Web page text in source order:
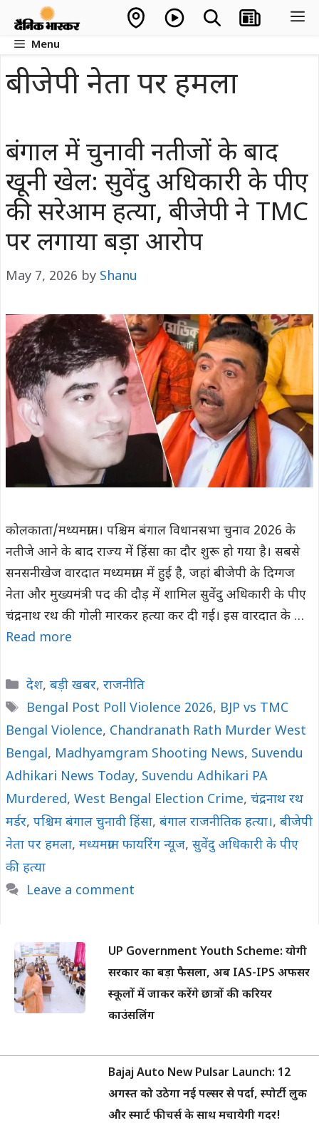
contentMenu
बीजेपी नेता पर हमला
बंगाल में चुनावी नतीजों के बाद
खूनी खेल: सुवेंदु अधिकारी के पीए
की सरेआम हत्या, बीजेपी ने TMC
पर लगाया बड़ा आरोप
May 7, 2026 by Shanu
कोलकाता/मध्यमग्राम। पश्चिम बंगाल विधानसभा चुनाव 2026 के
नतीजे आने के बाद राज्य में हिंसा का दौर शुरू हो गया है। सबसे
सनसनीखेज वारदात मध्यमग्राम में हुई है, जहां बीजेपी के दिग्गज
नेता और मुख्यमंत्री पद की दौड़ में शामिल सुवेंदु अधिकारी के पीए
चंद्रनाथ रथ की गोली मारकर हत्या कर दी गई। इस वारदात के …
Read more
Categories
देश, बड़ी खबर, राजनीति
Tags
Bengal Post Poll Violence 2026, BJP vs TMC
Bengal Violence, Chandranath Rath Murder West
Bengal, Madhyamgram Shooting News, Suvendu
Adhikari News Today, Suvendu Adhikari PA
Murdered, West Bengal Election Crime, चंद्रनाथ रथ
मर्डर, पश्चिम बंगाल चुनावी हिंसा, बंगाल राजनीतिक हत्या।, बीजेपी
नेता पर हमला, मध्यमग्राम फायरिंग न्यूज, सुवेंदु अधिकारी के पीए
की हत्या
Leave a comment
UP Government Youth Scheme: योगी
सरकार का बड़ा फैसला, अब IAS-IPS अफसर
स्कूलों में जाकर करेंगे छात्रों की करियर
काउंसलिंग
Bajaj Auto New Pulsar Launch: 12
अगस्त को उठेगा नई पल्सर से पर्दा, स्पोर्टी लुक
और स्मार्ट फीचर्स के साथ मचायेगी गदर!